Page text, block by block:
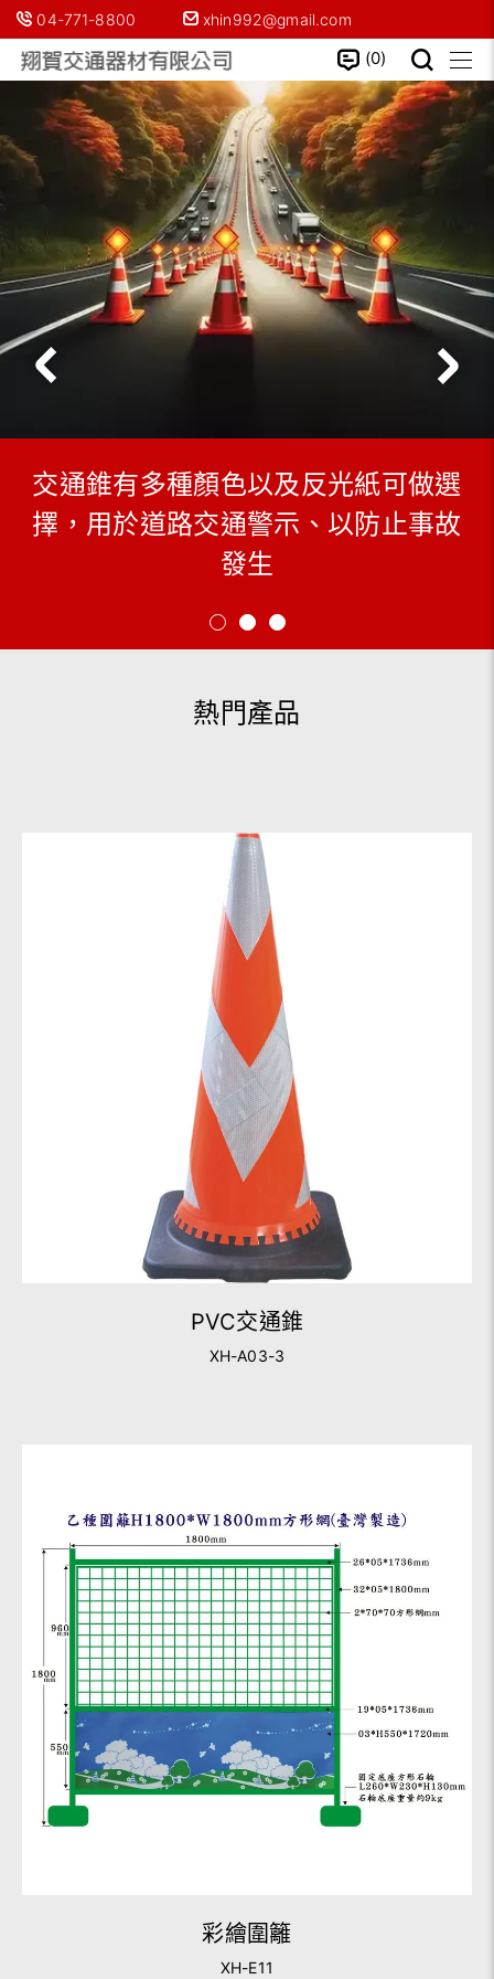
04-771-8800 xhin992@gmail.com
0
交通錐有多種顏色以及反光紙可做選
擇，用於道路交通警示、以防止事故
發生
人孔圍籬有塑鋼或鋼鐵兩種材質，用
於道路人孔、大樓電梯及柱子圍籬
彩繪圍籬，可用於工地、施工中大
樓、以防非工作人員進入
熱門產品
PVC交通錐
XH-A03-3
彩繪圍籬
XH-E11